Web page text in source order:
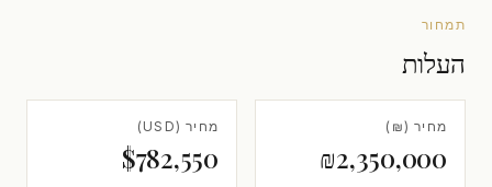
תמחור
העלות
מחיר (₪)
₪2,350,000
מחיר (USD)
$782,550